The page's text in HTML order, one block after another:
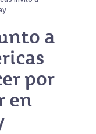
a
por
en